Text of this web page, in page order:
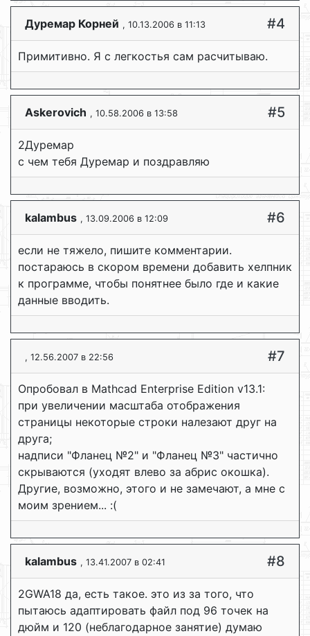
Дуремар Корней , 10.13.2006 в 11:13 #4
Примитивно. Я с легкостья сам расчитываю.
Askerovich , 10.58.2006 в 13:58 #5
2Дуремар
с чем тебя Дуремар и поздравляю
kalambus , 13.09.2006 в 12:09 #6
если не тяжело, пишите комментарии.
постараюсь в скором времени добавить хелпник
к программе, чтобы понятнее было где и какие
данные вводить.
, 12.56.2007 в 22:56 #7
Опробовал в Mathcad Enterprise Edition v13.1:
при увеличении масштаба отображения
страницы некоторые строки налезают друг на
друга;
надписи "Фланец №2" и "Фланец №3" частично
скрываются (уходят влево за абрис окошка).
Другие, возможно, этого и не замечают, а мне с
моим зрением... :(
kalambus , 13.41.2007 в 02:41 #8
2GWA18 да, есть такое. это из за того, что
пытаюсь адаптировать файл под 96 точек на
дюйм и 120 (неблагодарное занятие) думаю